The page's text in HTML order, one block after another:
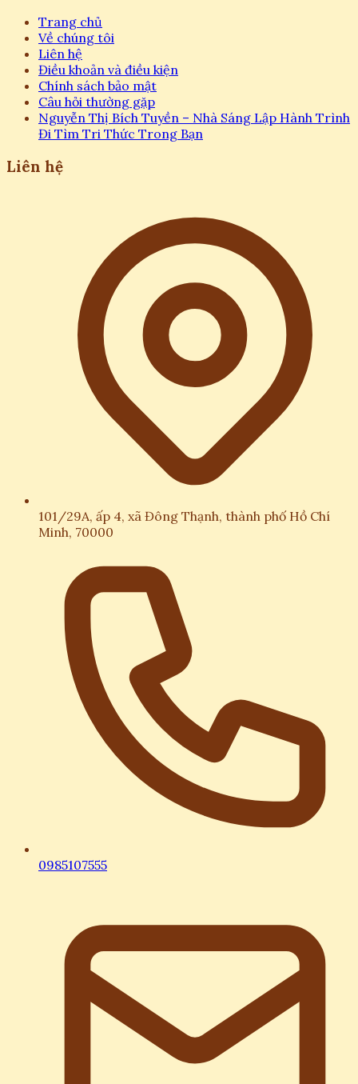
Trang chủ
Về chúng tôi
Liên hệ
Điều khoản và điều kiện
Chính sách bảo mật
Câu hỏi thường gặp
Nguyễn Thị Bích Tuyền – Nhà Sáng Lập Hành Trình
Đi Tìm Tri Thức Trong Bạn
Liên hệ
101/29A, ấp 4, xã Đông Thạnh, thành phố Hồ Chí
Minh, 70000
0985107555